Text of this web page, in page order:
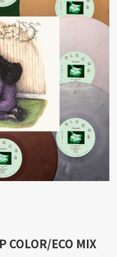
COLOR/ECO MIX